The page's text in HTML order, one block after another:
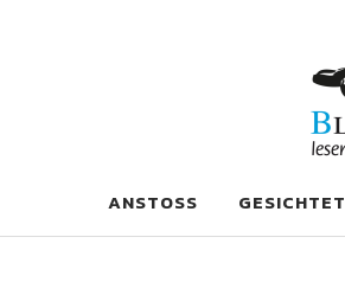
ANSTOSS GESICHTET